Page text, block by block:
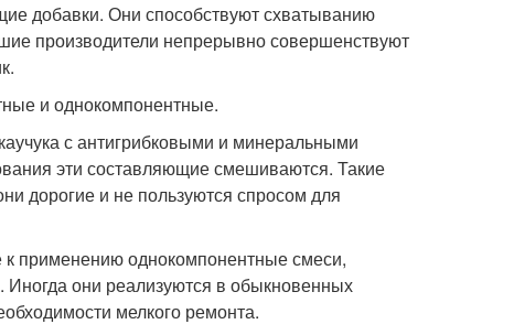
добавки. Они способствуют схватыванию
производители непрерывно совершенствуют
и однокомпонентные.
с антигрибковыми и минеральными
эти составляющие смешиваются. Такие
дорогие и не пользуются спросом для
применению однокомпонентные смеси,
они реализуются в обыкновенных
мелкого ремонта.